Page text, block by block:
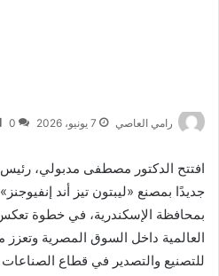
رامي العاصي 7 يونيو، 2026 0
افتتح الدكتور مصطفى مدبولي،
جديدًا بمصنع «ليبتون تيز أند
بمحافظة الإسكندرية، في خطوة
العالمية داخل السوق المصرية
للتصنيع والتصدير في قطاع الصناعات